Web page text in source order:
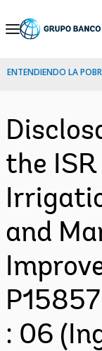
Skip
Navigation
ENTENDIENDO LA
the
and
: 06